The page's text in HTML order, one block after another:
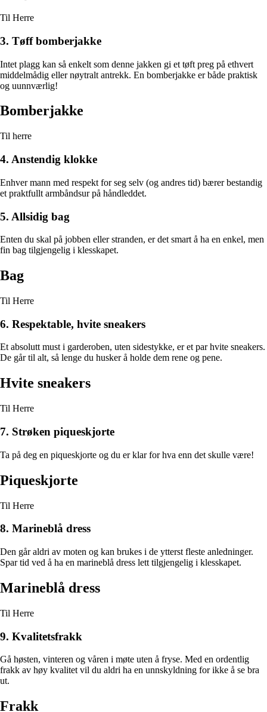
Til Herre
3. Tøff bomberjakke
Intet plagg kan så enkelt som denne jakken gi et tøft preg på ethvert
middelmådig eller nøytralt antrekk. En bomberjakke er både praktisk
og uunnværlig!
Bomberjakke
Til herre
4. Anstendig klokke
Enhver mann med respekt for seg selv (og andres tid) bærer bestandig
et praktfullt armbåndsur på håndleddet.
5. Allsidig bag
Enten du skal på jobben eller stranden, er det smart å ha en enkel, men
fin bag tilgjengelig i klesskapet.
Bag
Til Herre
6. Respektable, hvite sneakers
Et absolutt must i garderoben, uten sidestykke, er et par hvite sneakers.
De går til alt, så lenge du husker å holde dem rene og pene.
Hvite sneakers
Til Herre
7. Strøken piqueskjorte
Ta på deg en piqueskjorte og du er klar for hva enn det skulle være!
Piqueskjorte
Til Herre
8. Marineblå dress
Den går aldri av moten og kan brukes i de ytterst fleste anledninger.
Spar tid ved å ha en marineblå dress lett tilgjengelig i klesskapet.
Marineblå dress
Til Herre
9. Kvalitetsfrakk
Gå høsten, vinteren og våren i møte uten å fryse. Med en ordentlig
frakk av høy kvalitet vil du aldri ha en unnskyldning for ikke å se bra
ut.
Frakk